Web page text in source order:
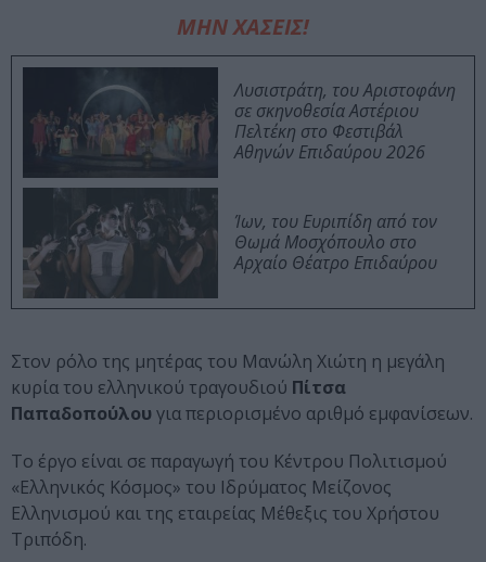
ΜΗΝ ΧΑΣΕΙΣ!
Λυσιστράτη, του Αριστοφάνη
σε σκηνοθεσία Αστέριου
Πελτέκη στο Φεστιβάλ
Αθηνών Επιδαύρου 2026
Ίων, του Ευριπίδη από τον
Θωμά Μοσχόπουλο στο
Αρχαίο Θέατρο Επιδαύρου
Στον ρόλο της μητέρας του Μανώλη Χιώτη η μεγάλη
κυρία του ελληνικού τραγουδιού Πίτσα
Παπαδοπούλου για περιορισμένο αριθμό εμφανίσεων.
Το έργο είναι σε παραγωγή του Κέντρου Πολιτισμού
«Ελληνικός Κόσμος» του Ιδρύματος Μείζονος
Ελληνισμού και της εταιρείας Μέθεξις του Χρήστου
Τριπόδη.